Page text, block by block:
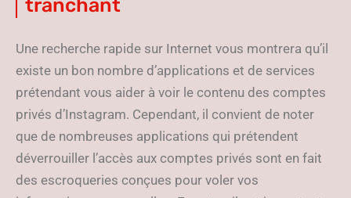
tranchant
Une recherche rapide sur Internet vous montrera qu’il
existe un bon nombre d’applications et de services
prétendant vous aider à voir le contenu des comptes
privés d’Instagram. Cependant, il convient de noter
que de nombreuses applications qui prétendent
déverrouiller l’accès aux comptes privés sont en fait
des escroqueries conçues pour voler vos